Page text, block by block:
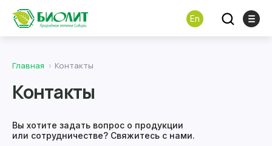
En
Главная Контакты
Контакты
Вы хотите задать вопрос о продукции
или сотрудничестве? Свяжитесь с нами.